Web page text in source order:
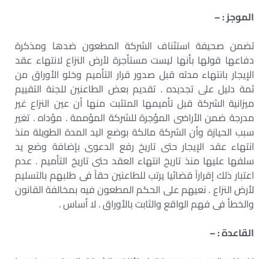
الموجز : –
تضمن صحيفة استئناف الشركة المطعون ضدها ومذكرة
دفاعها قولها بأنها ليست مستأجرة لأرض النزاع لانتهاء عقد
الإيجار بانتهاء مدته قبل صدور قرار التأميم وخلو الأوراق من
ثمة دليل على تجديده . تقديم بعض الطاعنين للجنة التقييم
ميزانية الشركة قبل تأميمها المتثبت منها أن عين النزاع غير
مدرجة ضمن الأراضى المؤجرة للشركة المؤممة . مؤداه . تغير
سبب الحيازة وأن الشركة مالكة بوضع اليد المدة الطويلة منذ
انتهاء عقد الإيجار حتى تاريخ رفع الدعوى بإضافة وضع يد
سلفها عليها منذ تاريخ انتهاء العقد حتى تاريخ التأميم . عدم
اعتبار ذلك إقراراً قضائيا يرتب للطاعنين حقاً فى طلبهم بالتسليم
لأرض النزاع . نعيهم على الحكم المطعون فيه بمخالفة القانون
والخطأ فى فهم الواقع والثابت بالأوراق . لا أساس .
القاعدة : –